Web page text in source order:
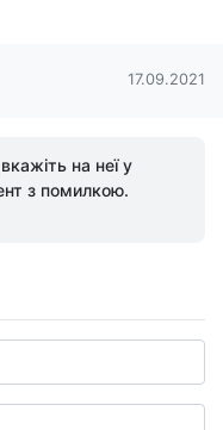
17.09.2021
на неї у
з помилкою.